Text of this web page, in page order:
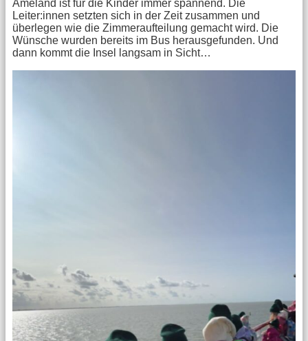
Ameland ist für die Kinder immer spannend. Die
Leiter:innen setzten sich in der Zeit zusammen und
überlegen wie die Zimmeraufteilung gemacht wird. Die
Wünsche wurden bereits im Bus herausgefunden. Und
dann kommt die Insel langsam in Sicht…